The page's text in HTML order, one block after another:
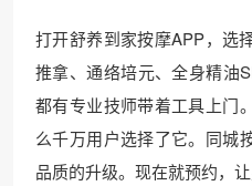
打开舒养到家按摩APP，选
推拿、通络培元、全身精油
都有专业技师带着工具上门
么千万用户选择了它。同城
品质的升级。现在就预约，让